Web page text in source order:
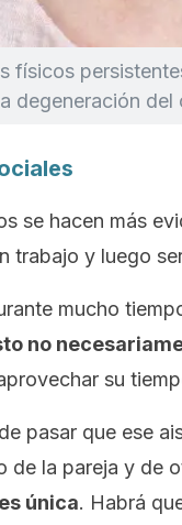
físicos
degeneración del
se hacen más
trabajo y luego
mucho
no
su
pasar que ese
de la pareja y de
única. Habrá